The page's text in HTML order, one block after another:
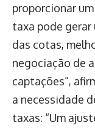
proporcionar
taxa pode gerar
das cotas,
negociação de
captações”,
a necessidade
taxas: “Um